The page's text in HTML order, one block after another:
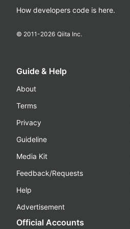
How developers code is here.
© 2011-2026 Qiita Inc.
Guide & Help
About
Terms
Privacy
Guideline
Media Kit
Feedback/Requests
Help
Advertisement
Official Accounts